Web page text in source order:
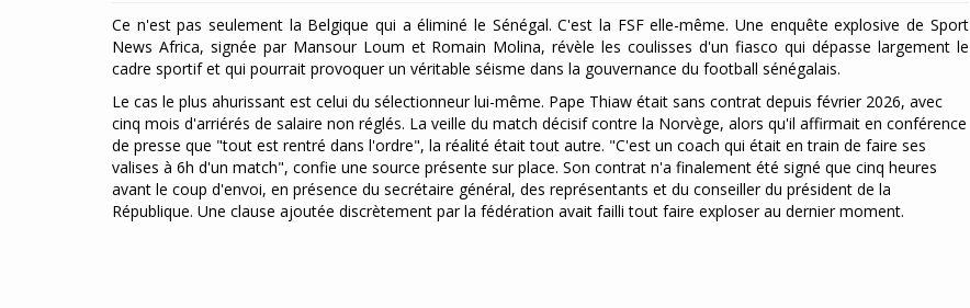
Ce n'est pas seulement la Belgique qui a éliminé le Sénégal. C'est la FSF elle-même. Une enquête explosive de Sport
News Africa, signée par Mansour Loum et Romain Molina, révèle les coulisses d'un fiasco qui dépasse largement le
cadre sportif et qui pourrait provoquer un véritable séisme dans la gouvernance du football sénégalais.
Le cas le plus ahurissant est celui du sélectionneur lui-même. Pape Thiaw était sans contrat depuis février 2026, avec
cinq mois d'arriérés de salaire non réglés. La veille du match décisif contre la Norvège, alors qu'il affirmait en conférence
de presse que "tout est rentré dans l'ordre", la réalité était tout autre. "C'est un coach qui était en train de faire ses
valises à 6h d'un match", confie une source présente sur place. Son contrat n'a finalement été signé que cinq heures
avant le coup d'envoi, en présence du secrétaire général, des représentants et du conseiller du président de la
République. Une clause ajoutée discrètement par la fédération avait failli tout faire exploser au dernier moment.